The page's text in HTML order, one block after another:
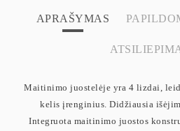
APRAŠYMAS
Maitinimo juostelėje yra 4 lizdai,
kelis įrenginius. Didžiausia
Integruota maitinimo juostos